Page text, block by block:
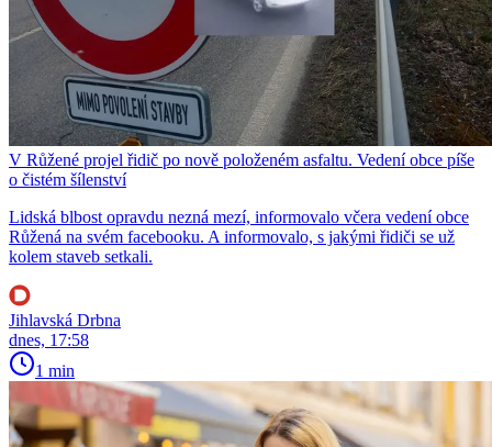
V Růžené projel řidič po nově položeném asfaltu. Vedení obce píše
o čistém šílenství
Lidská blbost opravdu nezná mezí, informovalo včera vedení obce
Růžená na svém facebooku. A informovalo, s jakými řidiči se už
kolem staveb setkali.
Jihlavská Drbna
dnes, 17:58
1 min